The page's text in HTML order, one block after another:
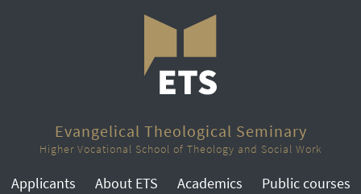
Evangelical Theological Seminary
Higher Vocational School of Theology and Social Work
Applicants About ETS Academics
Public courses